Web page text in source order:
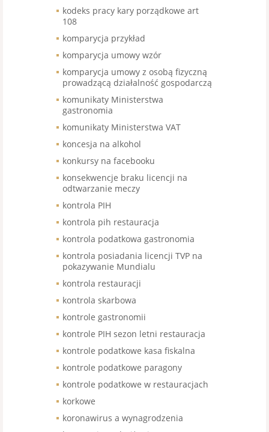
kodeks pracy kary porządkowe art
108
komparycja przykład
komparycja umowy wzór
komparycja umowy z osobą fizyczną
prowadzącą działalność gospodarczą
komunikaty Ministerstwa
gastronomia
komunikaty Ministerstwa VAT
koncesja na alkohol
konkursy na facebooku
konsekwencje braku licencji na
odtwarzanie meczy
kontrola PIH
kontrola pih restauracja
kontrola podatkowa gastronomia
kontrola posiadania licencji TVP na
pokazywanie Mundialu
kontrola restauracji
kontrola skarbowa
kontrole gastronomii
kontrole PIH sezon letni restauracja
kontrole podatkowe kasa fiskalna
kontrole podatkowe paragony
kontrole podatkowe w restauracjach
korkowe
koronawirus a wynagrodzenia